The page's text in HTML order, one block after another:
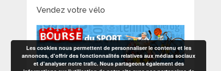
Vendez votre vélo
Les cookies nous permettent de personnaliser le contenu et les
annonces, d'offrir des fonctionnalités relatives aux médias sociaux
et d'analyser notre trafic. Nous partageons également des